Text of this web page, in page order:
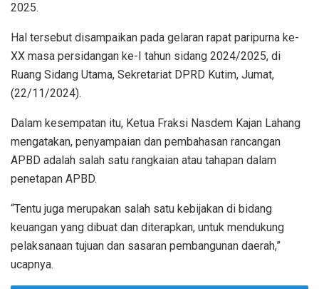
2025.
Hal tersebut disampaikan pada gelaran rapat paripurna ke-
XX masa persidangan ke-I tahun sidang 2024/2025, di
Ruang Sidang Utama, Sekretariat DPRD Kutim, Jumat,
(22/11/2024).
Dalam kesempatan itu, Ketua Fraksi Nasdem Kajan Lahang
mengatakan, penyampaian dan pembahasan rancangan
APBD adalah salah satu rangkaian atau tahapan dalam
penetapan APBD.
“Tentu juga merupakan salah satu kebijakan di bidang
keuangan yang dibuat dan diterapkan, untuk mendukung
pelaksanaan tujuan dan sasaran pembangunan daerah,”
ucapnya.